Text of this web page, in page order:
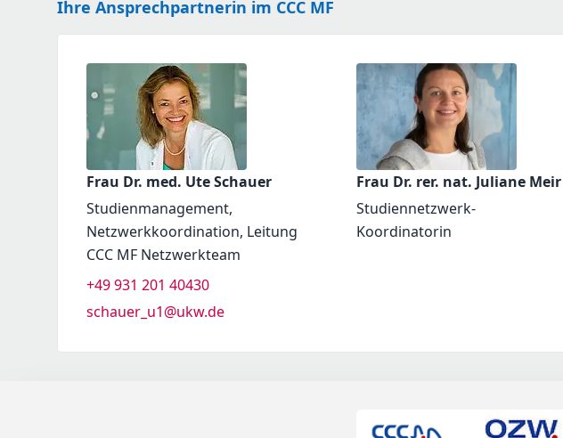
Ihre Ansprechpartnerin im CCC MF
Frau Dr. med. Ute Schauer
Studienmanagement,
Netzwerkkoordination, Leitung
CCC MF Netzwerkteam
+49 931 201 40430
schauer_u1@ukw.de
Frau Dr. rer. nat. Juliane Meir
Studiennetzwerk-
Koordinatorin